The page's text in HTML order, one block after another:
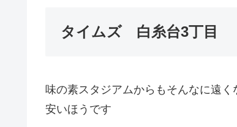
タイムズ 白糸台3丁目
味の素スタジアムからもそんなに遠
安いほうです